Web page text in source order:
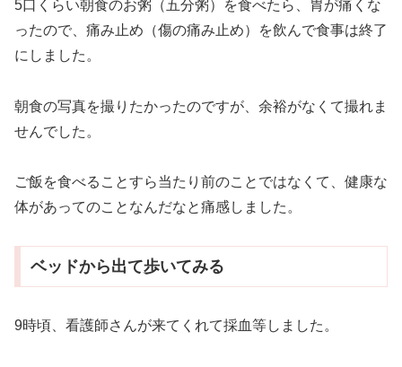
5口くらい朝食のお粥（五分粥）を食べたら、胃が痛くな
ったので、痛み止め（傷の痛み止め）を飲んで食事は終了
にしました。
朝食の写真を撮りたかったのですが、余裕がなくて撮れま
せんでした。
ご飯を食べることすら当たり前のことではなくて、健康な
体があってのことなんだなと痛感しました。
ベッドから出て歩いてみる
9時頃、看護師さんが来てくれて採血等しました。